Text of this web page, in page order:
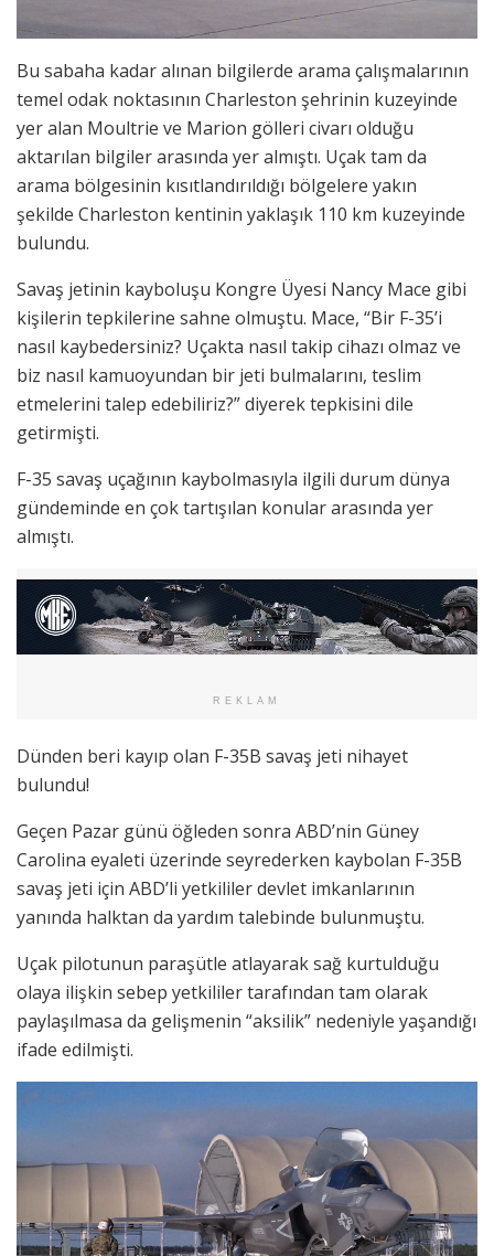
Bu sabaha kadar alınan bilgilerde arama çalışmalarının
temel odak noktasının Charleston şehrinin kuzeyinde
yer alan Moultrie ve Marion gölleri civarı olduğu
aktarılan bilgiler arasında yer almıştı. Uçak tam da
arama bölgesinin kısıtlandırıldığı bölgelere yakın
şekilde Charleston kentinin yaklaşık 110 km kuzeyinde
bulundu.
Savaş jetinin kayboluşu Kongre Üyesi Nancy Mace gibi
kişilerin tepkilerine sahne olmuştu. Mace, “Bir F-35’i
nasıl kaybedersiniz? Uçakta nasıl takip cihazı olmaz ve
biz nasıl kamuoyundan bir jeti bulmalarını, teslim
etmelerini talep edebiliriz?” diyerek tepkisini dile
getirmişti.
F-35 savaş uçağının kaybolmasıyla ilgili durum dünya
gündeminde en çok tartışılan konular arasında yer
almıştı.
REKLAM
Dünden beri kayıp olan F-35B savaş jeti nihayet
bulundu!
Geçen Pazar günü öğleden sonra ABD’nin Güney
Carolina eyaleti üzerinde seyrederken kaybolan F-35B
savaş jeti için ABD’li yetkililer devlet imkanlarının
yanında halktan da yardım talebinde bulunmuştu.
Uçak pilotunun paraşütle atlayarak sağ kurtulduğu
olaya ilişkin sebep yetkililer tarafından tam olarak
paylaşılmasa da gelişmenin “aksilik” nedeniyle yaşandığı
ifade edilmişti.